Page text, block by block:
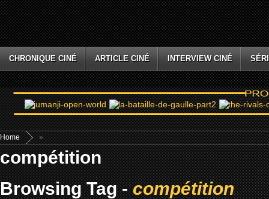
CHRONIQUE CINÉ ARTICLE CINÉ INTERVIEW CINÉ
Home »
compétition
Browsing Tag -compétition